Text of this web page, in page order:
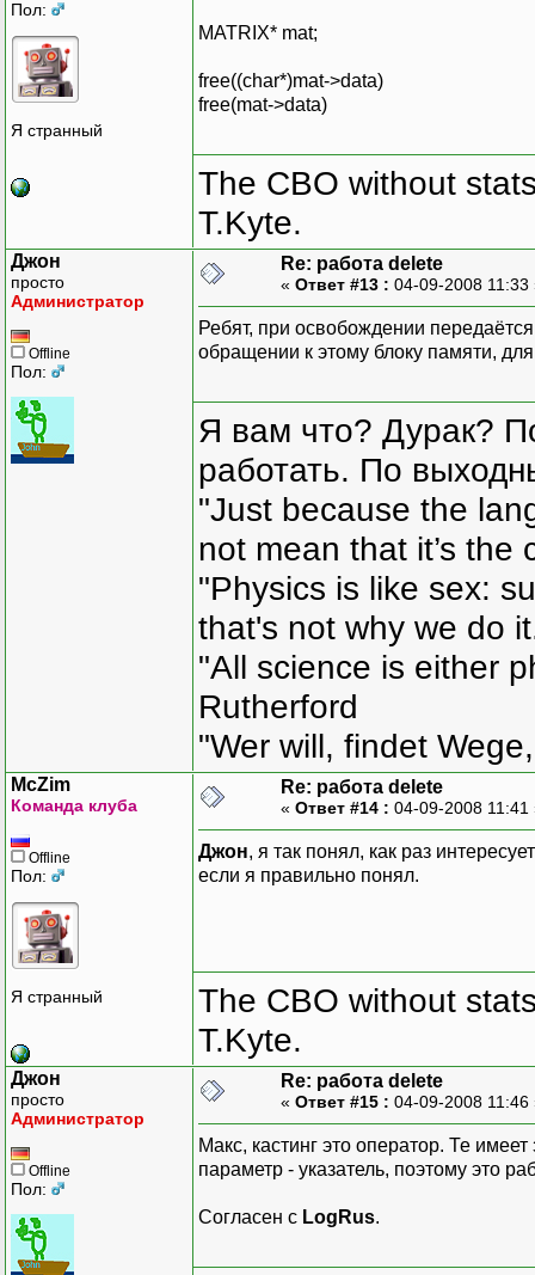
Пол:
Я странный
MATRIX* mat;
free((char*)mat->data)
free(mat->data)
The CBO without
T.Kyte.
Джон
просто
Администратор
Offline
Пол:
Re: работа delete
« Ответ #13 : 04-09-2008
Ребят, при освобождении
обращении к этому блоку памяти,
Я вам что? Дурак?
работать. По
"Just because the
not mean that it’s the
"Physics is like sex:
that's not why we do
"All science is either
Rutherford
"Wer will, findet
McZim
Команда клуба
Offline
Пол:
Я странный
Re: работа delete
« Ответ #14 : 04-09-2008
Джон, я так понял, как раз
если я правильно понял.
The CBO without
T.Kyte.
Джон
просто
Администратор
Offline
Пол:
Re: работа delete
« Ответ #15 : 04-09-2008
Макс, кастинг это оператор. Те
параметр - указатель, поэтому это
Согласен с LogRus.